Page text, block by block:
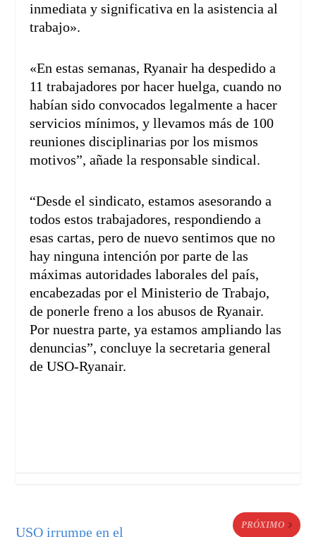
inmediata y significativa en la asistencia al
trabajo».
«En estas semanas, Ryanair ha despedido a
11 trabajadores por hacer huelga, cuando no
habían sido convocados legalmente a hacer
servicios mínimos, y llevamos más de 100
reuniones disciplinarias por los mismos
motivos”, añade la responsable sindical.
“Desde el sindicato, estamos asesorando a
todos estos trabajadores, respondiendo a
esas cartas, pero de nuevo sentimos que no
hay ninguna intención por parte de las
máximas autoridades laborales del país,
encabezadas por el Ministerio de Trabajo,
de ponerle freno a los abusos de Ryanair.
Por nuestra parte, ya estamos ampliando las
denuncias”, concluye la secretaria general
de USO-Ryanair.
USO irrumpe en el PRÓXIMO